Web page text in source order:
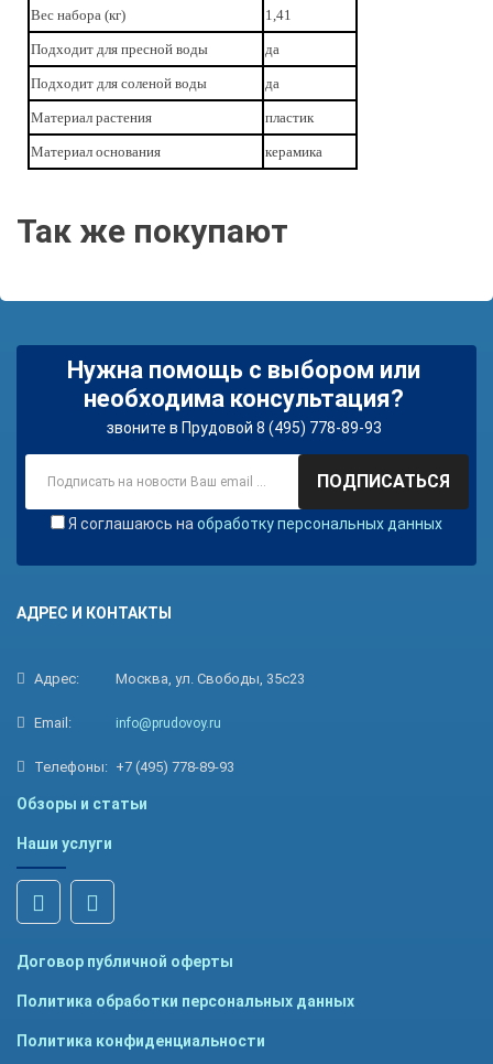
Вес набора (кг) 1,41
Подходит для пресной воды да
Подходит для соленой воды да
Материал растения пластик
Материал основания керамика
Так же покупают
Нужна помощь с выбором или
необходима консультация?
звоните в Прудовой 8 (495) 778-89-93
ПОДПИСАТЬСЯ
Я соглашаюсь на обработку персональных данных
АДРЕС И КОНТАКТЫ
Адрес: Москва, ул. Свободы, 35с23
Email: info@prudovoy.ru
Телефоны: +7 (495) 778-89-93
Обзоры и статьи
Наши услуги
Договор публичной оферты
Политика обработки персональных данных
Политика конфиденциальности